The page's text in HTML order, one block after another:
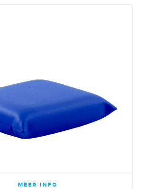
MEER INFO